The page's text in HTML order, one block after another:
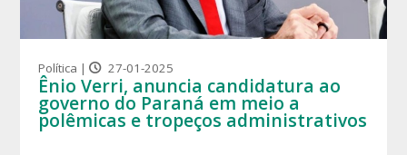
Política | 27-01-2025
Ênio Verri, anuncia candidatura ao
governo do Paraná em meio a
polêmicas e tropeços administrativos